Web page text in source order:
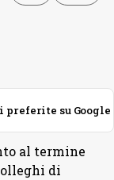
su Google
al termine
di